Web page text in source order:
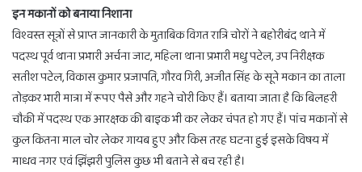
इन मकानों को बनाया निशाना
विश्वस्त सूत्रों से प्राप्त जानकारी के मुताबिक विगत रात्रि चोरों ने बहोरीबंद थाने में
पदस्थ पूर्व थाना प्रभारी अर्चना जाट, महिला थाना प्रभारी मधु पटेल, उप निरीक्षक
सतीश पटेल, विकास कुमार प्रजापति, गौरव गिरी, अजीत सिंह के सूने मकान का ताला
तोड़कर भारी मात्रा में रूपए पैसे और गहने चोरी किए हैं। बताया जाता है कि बिलहरी
चौकी में पदस्थ एक आरक्षक की बाइक भी कर लेकर चंपत हो गए हैं। पांच मकानों से
कुल कितना माल चोर लेकर गायब हुए और किस तरह घटना हुई इसके विषय में
माधव नगर एवं झिंझरी पुलिस कुछ भी बताने से बच रही है।